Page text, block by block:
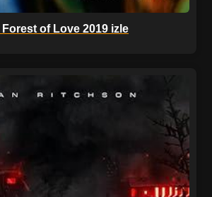
Forest of Love 2019 izle